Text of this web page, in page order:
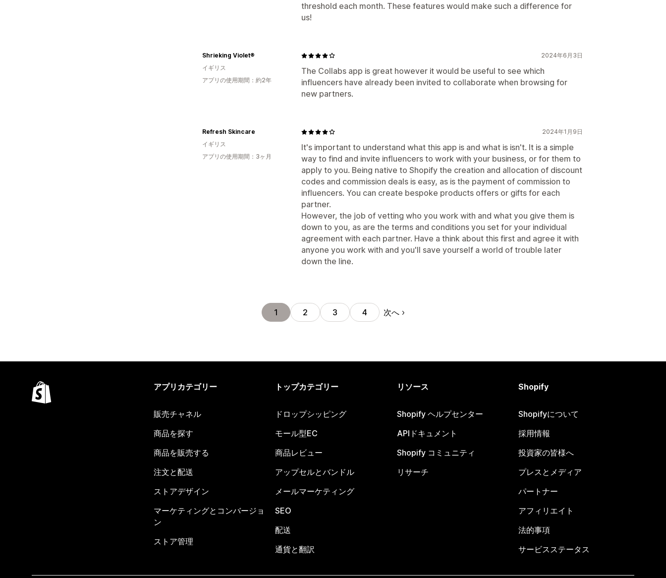
threshold each month. These features would make such a difference for
us!
2024年6月3日
The Collabs app is great however it would be useful to see which
influencers have already been invited to collaborate when browsing for
new partners.
Shrieking Violet®
イギリス
アプリの使用期間：約2年
2024年1月9日
It's important to understand what this app is and what is isn't. It is a simple
way to find and invite influencers to work with your business, or for them to
apply to you. Being native to Shopify the creation and allocation of discount
codes and commission deals is easy, as is the payment of commission to
influencers. You can create bespoke products offers or gifts for each
partner.
However, the job of vetting who you work with and what you give them is
down to you, as are the terms and conditions you set for your individual
agreement with each partner. Have a think about this first and agree it with
anyone you work with and you'll save yourself a world of trouble later
down the line.
Refresh Skincare
イギリス
アプリの使用期間：3ヶ月
1 2 3 4 次へ
アプリカテゴリー
販売チャネル
商品を探す
商品を販売する
注文と配送
ストアデザイン
マーケティングとコンバージョ
ン
ストア管理
トップカテゴリー
ドロップシッピング
モール型EC
商品レビュー
アップセルとバンドル
メールマーケティング
SEO
配送
通貨と翻訳
リソース
Shopify ヘルプセンター
APIドキュメント
Shopify コミュニティ
リサーチ
Shopify
Shopifyについて
採用情報
投資家の皆様へ
プレスとメディア
パートナー
アフィリエイト
法的事項
サービスステータス